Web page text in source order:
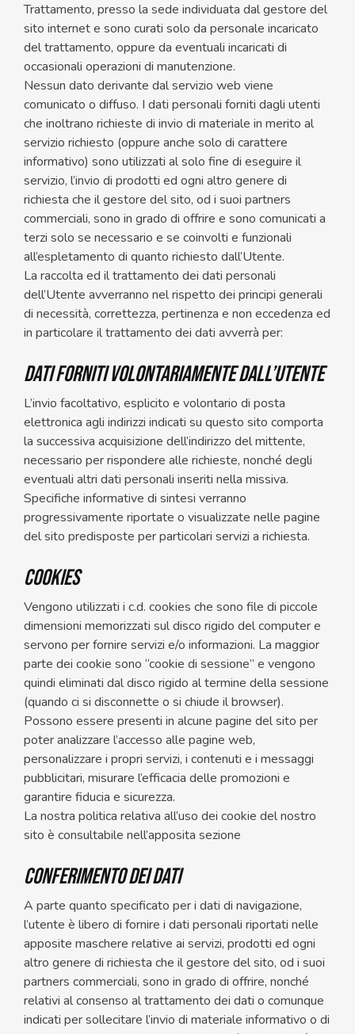
Trattamento, presso la sede individuata dal gestore del
sito internet e sono curati solo da personale incaricato
del trattamento, oppure da eventuali incaricati di
occasionali operazioni di manutenzione.
Nessun dato derivante dal servizio web viene
comunicato o diffuso. I dati personali forniti dagli utenti
che inoltrano richieste di invio di materiale in merito al
servizio richiesto (oppure anche solo di carattere
informativo) sono utilizzati al solo fine di eseguire il
servizio, l’invio di prodotti ed ogni altro genere di
richiesta che il gestore del sito, od i suoi partners
commerciali, sono in grado di offrire e sono comunicati a
terzi solo se necessario e se coinvolti e funzionali
all’espletamento di quanto richiesto dall’Utente.
La raccolta ed il trattamento dei dati personali
dell’Utente avverranno nel rispetto dei principi generali
di necessità, correttezza, pertinenza e non eccedenza ed
in particolare il trattamento dei dati avverrà per:
DATI FORNITI VOLONTARIAMENTE DALL’UTENTE
L’invio facoltativo, esplicito e volontario di posta
elettronica agli indirizzi indicati su questo sito comporta
la successiva acquisizione dell’indirizzo del mittente,
necessario per rispondere alle richieste, nonché degli
eventuali altri dati personali inseriti nella missiva.
Specifiche informative di sintesi verranno
progressivamente riportate o visualizzate nelle pagine
del sito predisposte per particolari servizi a richiesta.
COOKIES
Vengono utilizzati i c.d. cookies che sono file di piccole
dimensioni memorizzati sul disco rigido del computer e
servono per fornire servizi e/o informazioni. La maggior
parte dei cookie sono “cookie di sessione” e vengono
quindi eliminati dal disco rigido al termine della sessione
(quando ci si disconnette o si chiude il browser).
Possono essere presenti in alcune pagine del sito per
poter analizzare l’accesso alle pagine web,
personalizzare i propri servizi, i contenuti e i messaggi
pubblicitari, misurare l’efficacia delle promozioni e
garantire fiducia e sicurezza.
La nostra politica relativa all’uso dei cookie del nostro
sito è consultabile nell’apposita sezione
CONFERIMENTO DEI DATI
A parte quanto specificato per i dati di navigazione,
l’utente è libero di fornire i dati personali riportati nelle
apposite maschere relative ai servizi, prodotti ed ogni
altro genere di richiesta che il gestore del sito, od i suoi
partners commerciali, sono in grado di offrire, nonché
relativi al consenso al trattamento dei dati o comunque
indicati per sollecitare l’invio di materiale informativo o di